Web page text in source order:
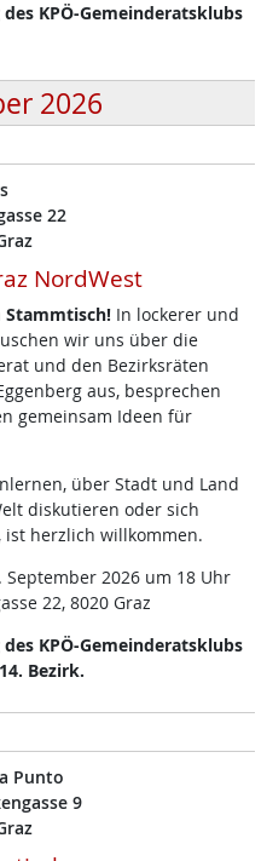
KPÖ-Gemeinderatsklubs
2026
22
NordWest
Stammtisch!In lockerer und
wir uns über die
und den Bezirksräten
aus, besprechen
gemeinsam Ideen für
über Stadt und Land
diskutieren oder sich
herzlich willkommen.
2026 um 18 Uhr
22, 8020 Graz
KPÖ-Gemeinderatsklubs
Bezirk.
Punto
9